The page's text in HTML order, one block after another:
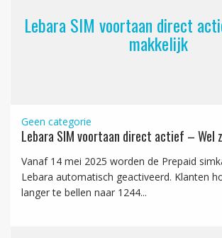
Lebara SIM voortaan direct
makkelijk
Geen categorie
Lebara SIM voortaan direct actief – Wel
Vanaf 14 mei 2025 worden de Prepaid
Lebara automatisch geactiveerd. Klanten
langer te bellen naar 1244...